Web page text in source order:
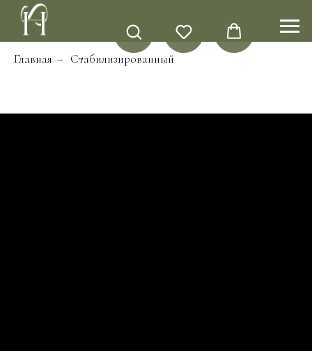
Главная → Стабилизированный